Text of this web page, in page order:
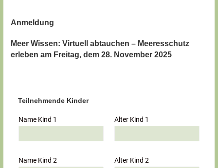
Anmeldung
Meer Wissen: Virtuell abtauchen – Meeresschutz
erleben am Freitag, dem 28. November 2025
Teilnehmende Kinder
Name Kind 1 Alter Kind 1
Name Kind 2 Alter Kind 2